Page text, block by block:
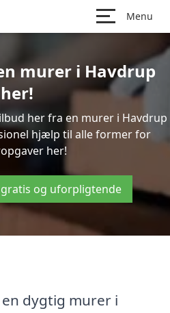
Menu
murer i Havdrup
her!
her fra en murer i Havdrup
hjælp til alle former for
her!
og uforpligtende
dygtig murer i